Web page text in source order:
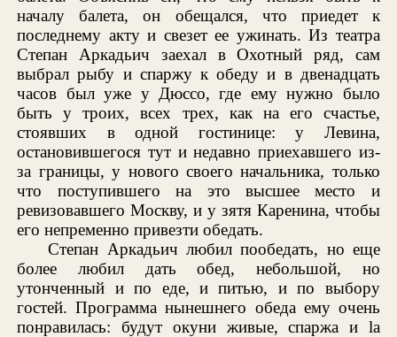
началу балета, он обещался, что приедет к
последнему акту и свезет ее ужинать. Из театра
Степан Аркадьич заехал в Охотный ряд, сам
выбрал рыбу и спаржу к обеду и в двенадцать
часов был уже у Дюссо, где ему нужно было
быть у троих, всех трех, как на его счастье,
стоявших в одной гостинице: у Левина,
остановившегося тут и недавно приехавшего из-
за границы, у нового своего начальника, только
что поступившего на это высшее место и
ревизовавшего Москву, и у зятя Каренина, чтобы
его непременно привезти обедать.
Степан Аркадьич любил пообедать, но еще
более любил дать обед, небольшой, но
утонченный и по еде, и питью, и по выбору
гостей. Программа нынешнего обеда ему очень
понравилась: будут окуни живые, спаржа и la